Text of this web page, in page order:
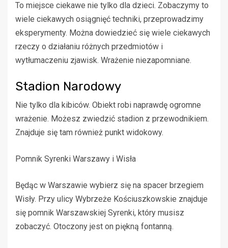
To miejsce ciekawe nie tylko dla dzieci. Zobaczymy to
wiele ciekawych osiągnięć techniki, przeprowadzimy
eksperymenty. Można dowiedzieć się wiele ciekawych
rzeczy o działaniu różnych przedmiotów i
wytłumaczeniu zjawisk. Wrażenie niezapomniane.
Stadion Narodowy
Nie tylko dla kibiców. Obiekt robi naprawdę ogromne
wrażenie. Możesz zwiedzić stadion z przewodnikiem.
Znajduje się tam również punkt widokowy.
Pomnik Syrenki Warszawy i Wisła
Będąc w Warszawie wybierz się na spacer brzegiem
Wisły. Przy ulicy Wybrzeże Kościuszkowskie znajduje
się pomnik Warszawskiej Syrenki, który musisz
zobaczyć. Otoczony jest on piękną fontanną.